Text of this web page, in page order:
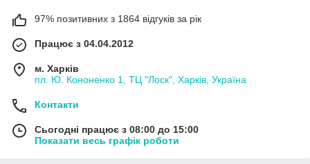
97% позитивних з 1864 відгуків за рік
Працює з 04.04.2012
м. Харків
пл. Ю. Кононенко 1, ТЦ "Лоск", Харків, Україна
Контакти
Сьогодні працює з 08:00 до 15:00
Показати весь графік роботи